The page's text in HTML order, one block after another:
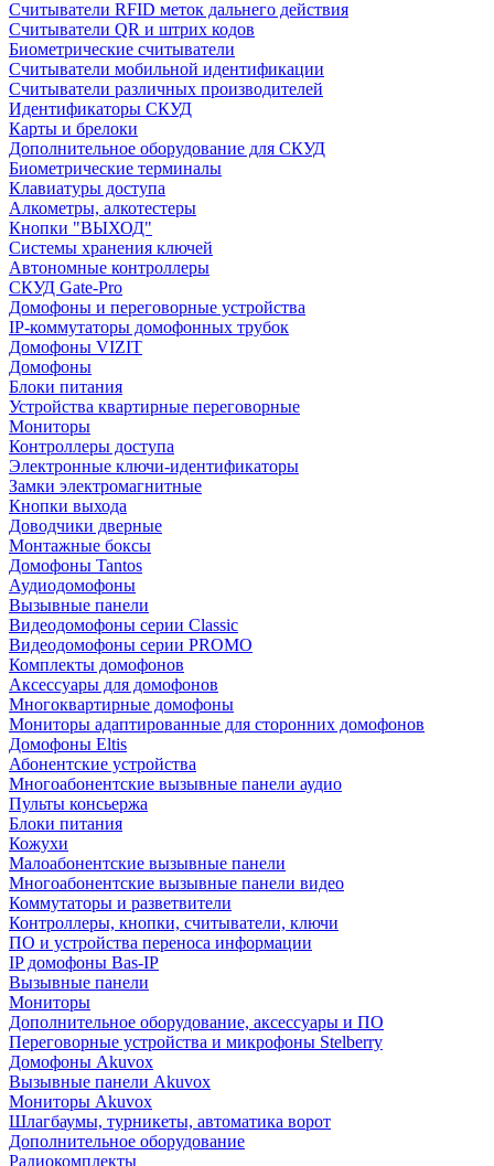
Считыватели RFID меток дальнего действия
Считыватели QR и штрих кодов
Биометрические считыватели
Считыватели мобильной идентификации
Считыватели различных производителей
Идентификаторы СКУД
Карты и брелоки
Дополнительное оборудование для СКУД
Биометрические терминалы
Клавиатуры доступа
Алкометры, алкотестеры
Кнопки "ВЫХОД"
Системы хранения ключей
Автономные контроллеры
СКУД Gate-Pro
Домофоны и переговорные устройства
IP-коммутаторы домофонных трубок
Домофоны VIZIT
Домофоны
Блоки питания
Устройства квартирные переговорные
Мониторы
Контроллеры доступа
Электронные ключи-идентификаторы
Замки электромагнитные
Кнопки выхода
Доводчики дверные
Монтажные боксы
Домофоны Tantos
Аудиодомофоны
Вызывные панели
Видеодомофоны серии Classic
Видеодомофоны серии PROMO
Комплекты домофонов
Аксессуары для домофонов
Многоквартирные домофоны
Мониторы адаптированные для сторонних домофонов
Домофоны Eltis
Абонентские устройства
Многоабонентские вызывные панели аудио
Пульты консьержа
Блоки питания
Кожухи
Малоабонентские вызывные панели
Многоабонентские вызывные панели видео
Коммутаторы и разветвители
Контроллеры, кнопки, считыватели, ключи
ПО и устройства переноса информации
IP домофоны Bas-IP
Вызывные панели
Мониторы
Дополнительное оборудование, аксессуары и ПО
Переговорные устройства и микрофоны Stelberry
Домофоны Akuvox
Вызывные панели Akuvox
Мониторы Akuvox
Шлагбаумы, турникеты, автоматика ворот
Дополнительное оборудование
Радиокомплекты